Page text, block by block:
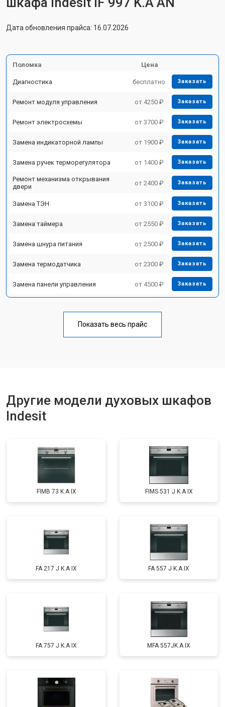
Дата обновления прайса: 16.07.2026
Поломка Цена
Диагностика бесплатно Заказать
Ремонт модуля управления от 4250 ₽ Заказать
Ремонт электросхемы от 3700 ₽ Заказать
Замена индикаторной лампы от 1900 ₽ Заказать
Замена ручек терморегулятора от 1400 ₽ Заказать
Ремонт механизма открывания
двери
от 2400 ₽ Заказать
Замена ТЭН от 3100 ₽ Заказать
Замена таймера от 2550 ₽ Заказать
Замена шнура питания от 2500 ₽ Заказать
Замена термодатчика от 2300 ₽ Заказать
Замена панели управления от 4500 ₽ Заказать
Показать весь прайс
Другие модели духовых шкафов
Indesit
FIMB 73 K.A IX FIMS 531 J K.A IX
FA 217 J K.A IX FA 557 J K.A IX
FA 757 J K.A IX MFA 557JK.A IX